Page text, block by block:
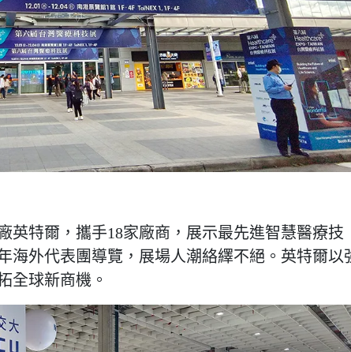
英特爾，攜手18家廠商，展示最先進智慧醫療技
海外代表團導覽，展場人潮絡繹不絕。英特爾以
全球新商機。